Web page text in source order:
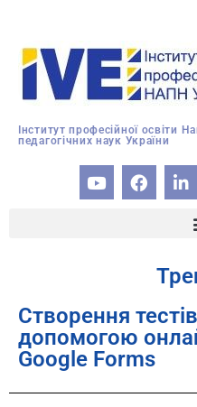
Інститут професійної освіти
педагогічних наук України
Створення
допомогою
Google Forms